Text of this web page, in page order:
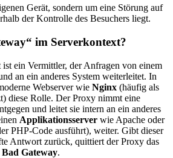
Gerät, sondern um eine Störung auf
der Kontrolle des Besuchers liegt.
im Serverkontext?
ein Vermittler, der Anfragen von einem
an ein anderes System weiterleitet. In
Webserver wie Nginx (häufig als
diese Rolle. Der Proxy nimmt eine
und leitet sie intern an ein anderes
Applikationsserver wie Apache oder
PHP-Code ausführt), weiter. Gibt dieser
Antwort zurück, quittiert der Proxy das
Bad Gateway.